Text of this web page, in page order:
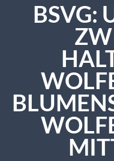
BSVG: